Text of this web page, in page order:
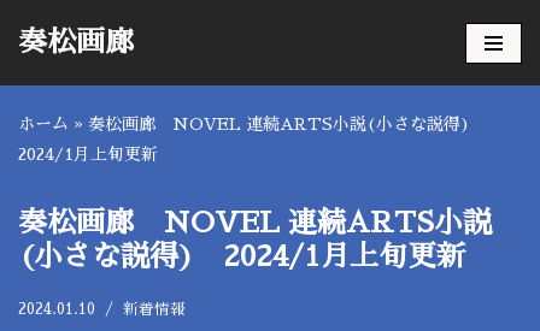
テ
ン
へ
ス
キ
ッ
奏松画廊
ホーム » 奏松画廊 NOVEL 連続ARTS小説(小さな説得)
2024/1月上旬更新
奏松画廊 NOVEL 連続ARTS小説
(小さな説得) 2024/1月上旬更新
2024.01.10 新着情報